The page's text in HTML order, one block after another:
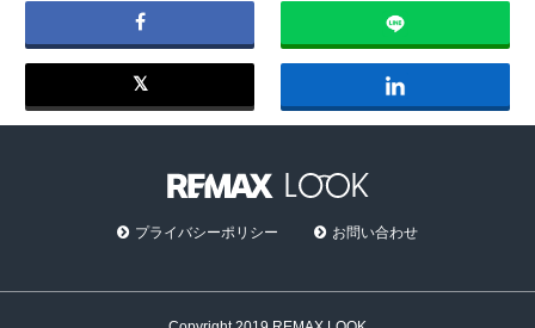
プライバシーポリシー お問い合わせ